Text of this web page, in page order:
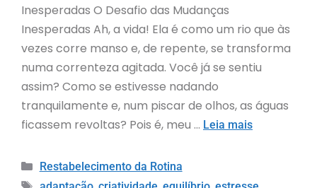
Inesperadas O Desafio das Mudanças
Inesperadas Ah, a vida! Ela é como um rio que às
vezes corre manso e, de repente, se transforma
numa correnteza agitada. Você já se sentiu
assim? Como se estivesse nadando
tranquilamente e, num piscar de olhos, as águas
ficassem revoltas? Pois é, meu … Leia mais
Restabelecimento da Rotina